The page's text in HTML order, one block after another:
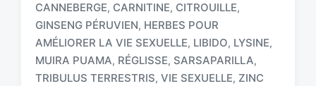
a
g
g
CANNEBERGE, CARNITINE, CITROUILLE,
GINSENG PÉRUVIEN, HERBES POUR
AMÉLIORER LA VIE SEXUELLE, LIBIDO, LYSINE,
MUIRA PUAMA, RÉGLISSE, SARSAPARILLA,
TRIBULUS TERRESTRIS, VIE SEXUELLE, ZINC